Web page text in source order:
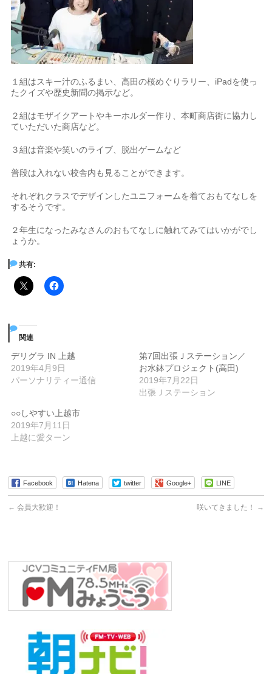
１組はスキー汁のふるまい、高田の桜めぐりラリー、iPadを使っ
たクイズや歴史新聞の掲示など。
２組はモザイクアートやキーホルダー作り、本町商店街に協力し
ていただいた商店など。
３組は音楽や笑いのライブ、脱出ゲームなど
普段は入れない校舎内も見ることができます。
それぞれクラスでデザインしたユニフォームを着ておもてなしを
するそうです。
２年生になったみなさんのおもてなしに触れてみてはいかがでし
ょうか。
共有:
関連
デリグラ IN 上越
2019年4月9日
パーソナリティー通信
第7回出張Ｊステーション／
お水鉢プロジェクト(高田)
2019年7月22日
出張Ｊステーション
○○しやすい上越市
2019年7月11日
上越に愛ターン
Facebook Hatena twitter Google+ LINE
← 会員大歓迎！ 咲いてきました！ →